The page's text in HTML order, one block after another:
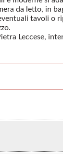
da letto, in
tavoli o
Leccese,